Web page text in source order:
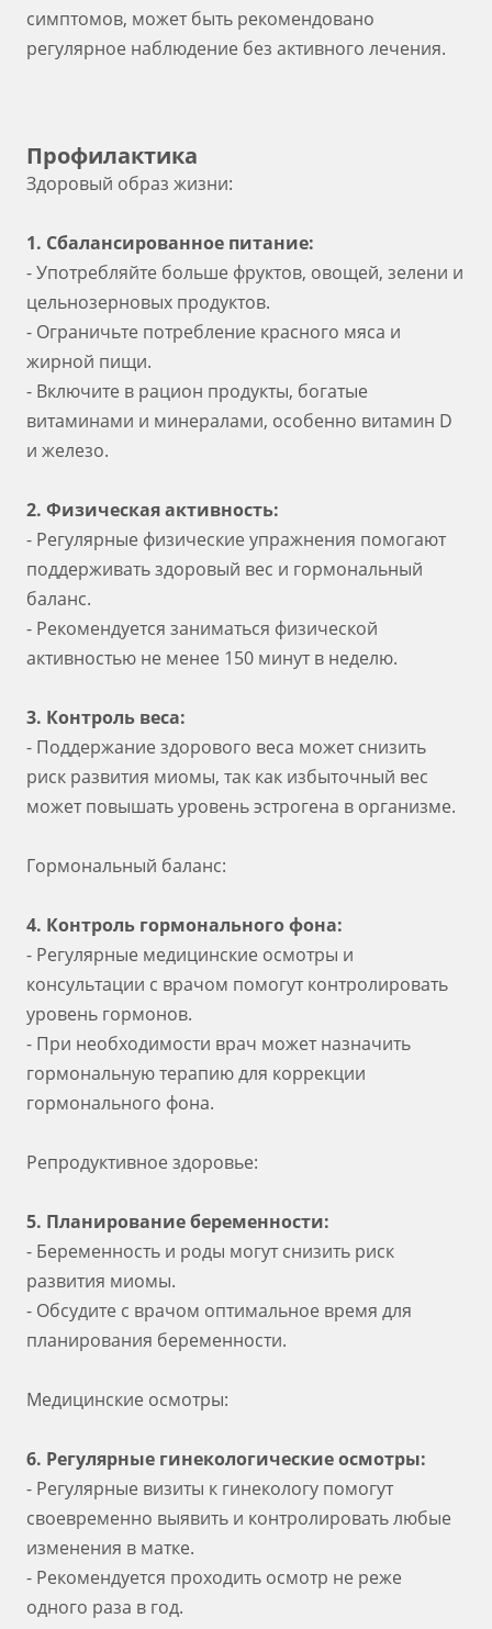
симптомов, может быть рекомендовано
регулярное наблюдение без активного лечения.
Профилактика
Здоровый образ жизни:
1. Сбалансированное питание:
- Употребляйте больше фруктов, овощей, зелени и
цельнозерновых продуктов.
- Ограничьте потребление красного мяса и
жирной пищи.
- Включите в рацион продукты, богатые
витаминами и минералами, особенно витамин D
и железо.
2. Физическая активность:
- Регулярные физические упражнения помогают
поддерживать здоровый вес и гормональный
баланс.
- Рекомендуется заниматься физической
активностью не менее 150 минут в неделю.
3. Контроль веса:
- Поддержание здорового веса может снизить
риск развития миомы, так как избыточный вес
может повышать уровень эстрогена в организме.
Гормональный баланс:
4. Контроль гормонального фона:
- Регулярные медицинские осмотры и
консультации с врачом помогут контролировать
уровень гормонов.
- При необходимости врач может назначить
гормональную терапию для коррекции
гормонального фона.
Репродуктивное здоровье:
5. Планирование беременности:
- Беременность и роды могут снизить риск
развития миомы.
- Обсудите с врачом оптимальное время для
планирования беременности.
Медицинские осмотры:
6. Регулярные гинекологические осмотры:
- Регулярные визиты к гинекологу помогут
своевременно выявить и контролировать любые
изменения в матке.
- Рекомендуется проходить осмотр не реже
одного раза в год.